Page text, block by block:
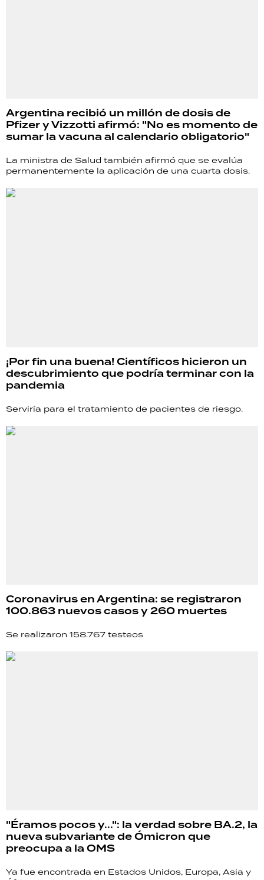
Argentina recibió un millón de dosis de
Pfizer y Vizzotti afirmó: "No es momento de
sumar la vacuna al calendario obligatorio"
La ministra de Salud también afirmó que se evalúa
permanentemente la aplicación de una cuarta dosis.
¡Por fin una buena! Científicos hicieron un
descubrimiento que podría terminar con la
pandemia
Serviría para el tratamiento de pacientes de riesgo.
Coronavirus en Argentina: se registraron
100.863 nuevos casos y 260 muertes
Se realizaron 158.767 testeos
"Éramos pocos y...": la verdad sobre BA.2, la
nueva subvariante de Ómicron que
preocupa a la OMS
Ya fue encontrada en Estados Unidos, Europa, Asia y